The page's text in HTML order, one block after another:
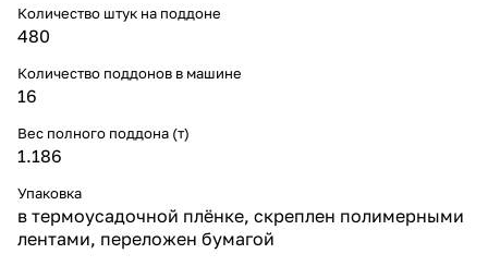
Количество штук на поддоне
480
Количество поддонов в машине
16
Вес полного поддона (т)
1.186
Упаковка
в термоусадочной плёнке, скреплен полимерными
лентами, переложен бумагой